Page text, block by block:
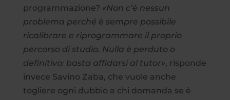
programmazione? «Non c’è nessun
problema perché è sempre possibile
ricalibrare e riprogrammare il proprio
percorso di studio. Nulla è perduto o
definitivo: basta affidarsi al tutor», risponde
invece Savino Zaba, che vuole anche
togliere ogni dubbio a chi domanda se è